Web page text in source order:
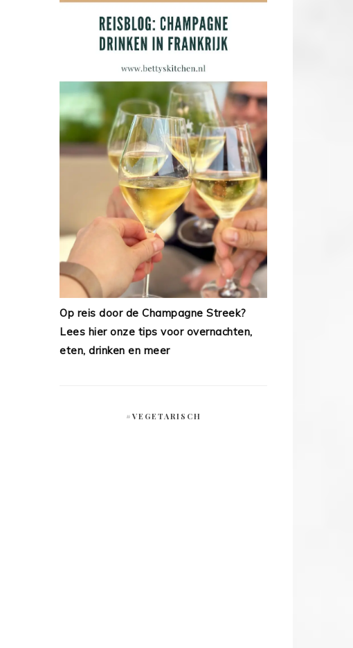
Op reis door de Champagne Streek?
Lees hier onze tips voor overnachten,
eten, drinken en meer
#VEGETARISCH